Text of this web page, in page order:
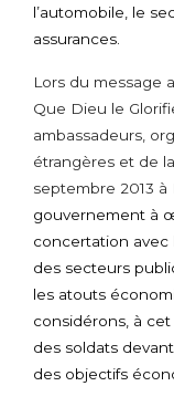
l’automobile, le
assurances.
Lors du message
Que Dieu le
ambassadeurs,
étrangères et de
septembre 2013 à
gouvernement à
concertation avec
des secteurs
les atouts
considérons, à
des soldats
des objectifs